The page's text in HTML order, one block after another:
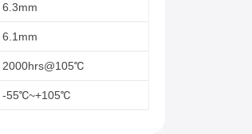
6.3mm
6.1mm
2000hrs@105℃
-55℃~+105℃